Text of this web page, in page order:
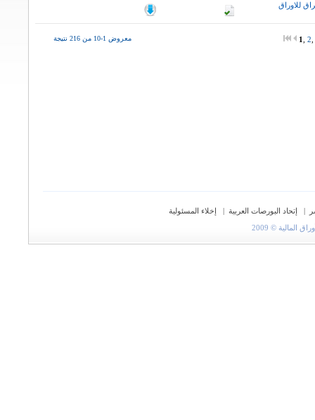
للاوراق
معروض 1-10 من 216 نتيجة 1 2
| إتحاد البورصات العربية |
إخلاء المسئولية
© 2009